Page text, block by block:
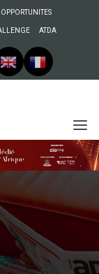
OPPORTUNITES
ATDA
Diallo